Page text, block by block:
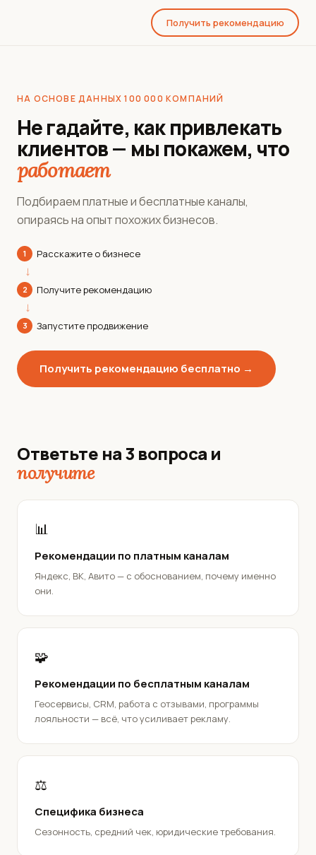
Получить рекомендацию
НА ОСНОВЕ ДАННЫХ 100 000 КОМПАНИЙ
Не гадайте, как привлекать
клиентов — мы покажем, что
работает
Подбираем платные и бесплатные каналы,
опираясь на опыт похожих бизнесов.
1
Расскажите о бизнесе
→
2
Получите рекомендацию
→
3 Запустите продвижение
Получить рекомендацию бесплатно →
Ответьте на 3 вопроса и
получите
📊
Рекомендации по платным каналам
Яндекс, ВК, Авито — с обоснованием, почему именно
они.
🧩
Рекомендации по бесплатным каналам
Геосервисы, CRM, работа с отзывами, программы
лояльности — всё, что усиливает рекламу.
⚖️
Специфика бизнеса
Сезонность, средний чек, юридические требования.